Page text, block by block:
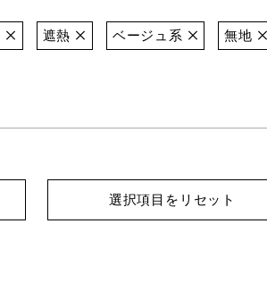
遮熱 ベージュ系 無地
選択項目をリセット